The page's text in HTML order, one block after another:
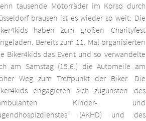
tausende Motorräder im Korso durch
brausen ist es wieder so weit: Die
haben zum großen Charityfest
Bereits zum 11. Mal organisierten
Biker4kids das Event und so verwandelte
am Samstag (15.6.) die Automeile am
Weg zum Treffpunkt der Biker. Die
engagieren sich zugunsten des
Kinder- und
(AKHD) und des